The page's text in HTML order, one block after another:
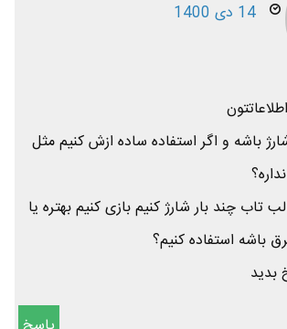
14 دی 1400
باشه و اگر استفاده ساده ازش کنیم مثل
تاب چند بار شارژ کنیم بازی کنیم بهتره یا
باشه استفاده کنیم؟
بدید